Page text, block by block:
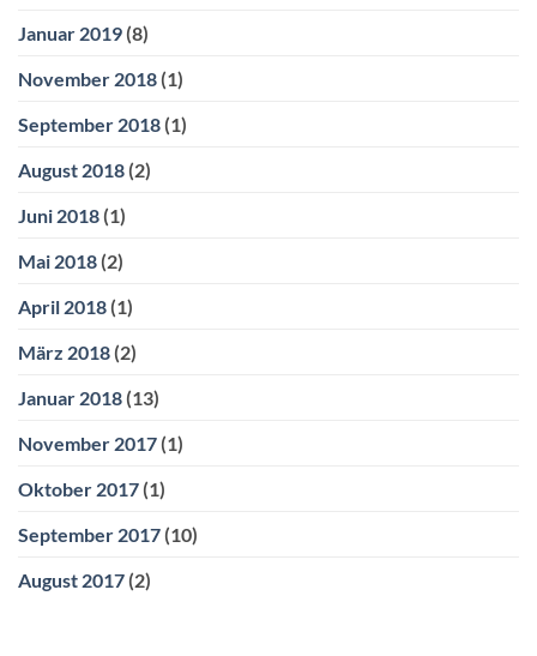
Januar 2019 (8)
November 2018 (1)
September 2018 (1)
August 2018 (2)
Juni 2018 (1)
Mai 2018 (2)
April 2018 (1)
März 2018 (2)
Januar 2018 (13)
November 2017 (1)
Oktober 2017 (1)
September 2017 (10)
August 2017 (2)